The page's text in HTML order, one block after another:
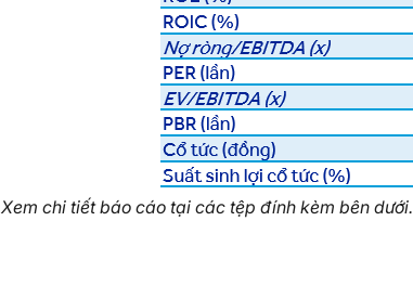
Xem chi tiết báo cáo tại các tệp đính kèm bên dưới.